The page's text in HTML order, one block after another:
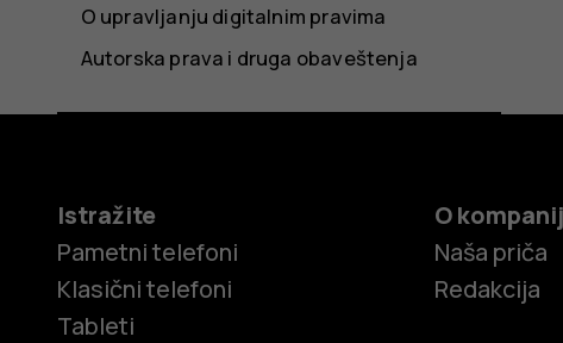
O upravljanju digitalnim pravima
Autorska prava i druga obaveštenja
Istražite
Pametni telefoni
Klasični telefoni
Tableti
O
Naša priča
Redakcija